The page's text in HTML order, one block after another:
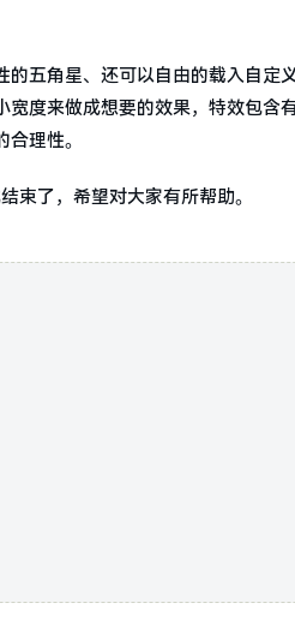
五角星、还可以自由的载入自定
度来做成想要的效果，特效包含
理性。
束了，希望对大家有所帮助。